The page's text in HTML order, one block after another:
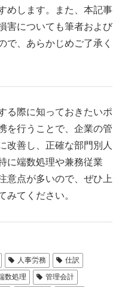
めします。また、本記事
害についても筆者および
で、あらかじめご了承く
る際に知っておきたいポ
を行うことで、企業の管
改善し、正確な部門別人
に端数処理や兼務従業
意点が多いので、ぜひ上
みてください。
人事労務
仕訳
数処理
管理会計